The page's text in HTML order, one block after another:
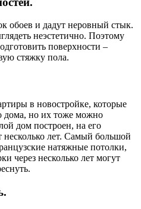
обоев и дадут неровный стык.
неэстетично. Поэтому
поверхности –
стяжку пола.
в новостройке, которые
дома, но их тоже можно
дом построен, на его
несколько лет. Самый большой
натяжные потолки,
через несколько лет могут